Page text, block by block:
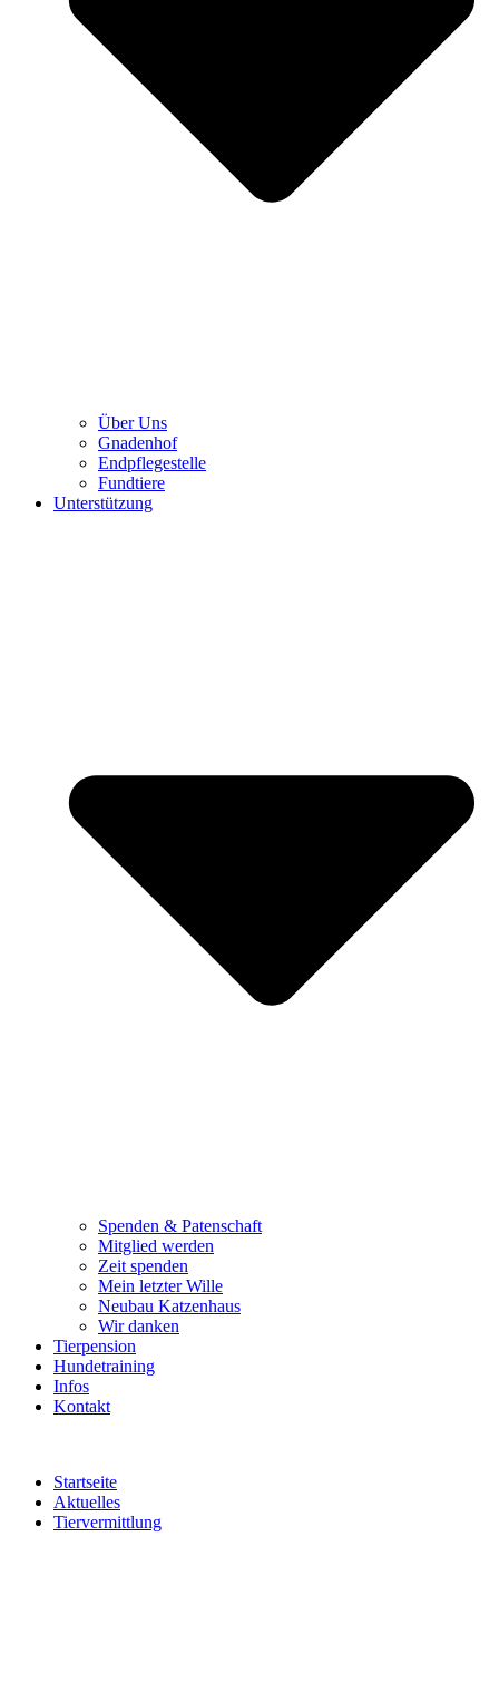
Über Uns
Gnadenhof
Endpflegestelle
Fundtiere
Unterstützung
Spenden & Patenschaft
Mitglied werden
Zeit spenden
Mein letzter Wille
Neubau Katzenhaus
Wir danken
Tierpension
Hundetraining
Infos
Kontakt
Startseite
Aktuelles
Tiervermittlung